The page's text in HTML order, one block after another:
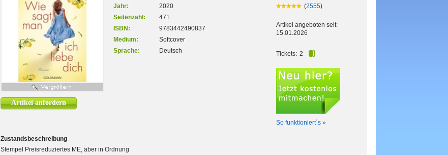
Artikel anfordern
Jahr:
2020
Seitenzahl:
471
ISBN:
9783442490837
Medium:
Softcover
Sprache:
Deutsch
(2555)
Artikel angeboten seit:
15.01.2026
Tickets: 2
So funktioniert´s »
Zustandsbeschreibung
Stempel Preisreduziertes ME, aber in Ordnung